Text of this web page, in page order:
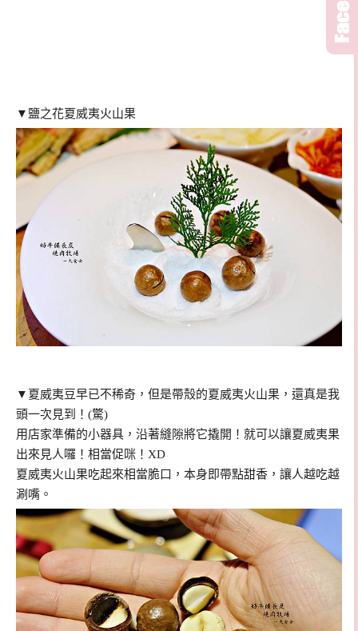
▼鹽之花夏威夷火山果
▼夏威夷豆早已不稀奇，但是帶殼的夏威夷火山果，還真是我
頭一次見到！(驚)
用店家準備的小器具，沿著縫隙將它撬開！就可以讓夏威夷果
出來見人囉！相當促咪！XD
夏威夷火山果吃起來相當脆口，本身即帶點甜香，讓人越吃越
涮嘴。